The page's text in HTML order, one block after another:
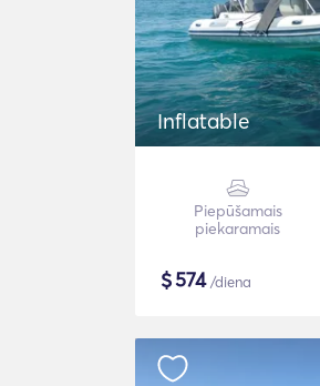
Inflatable
Piepūšamais
piekaramais
$574/diena